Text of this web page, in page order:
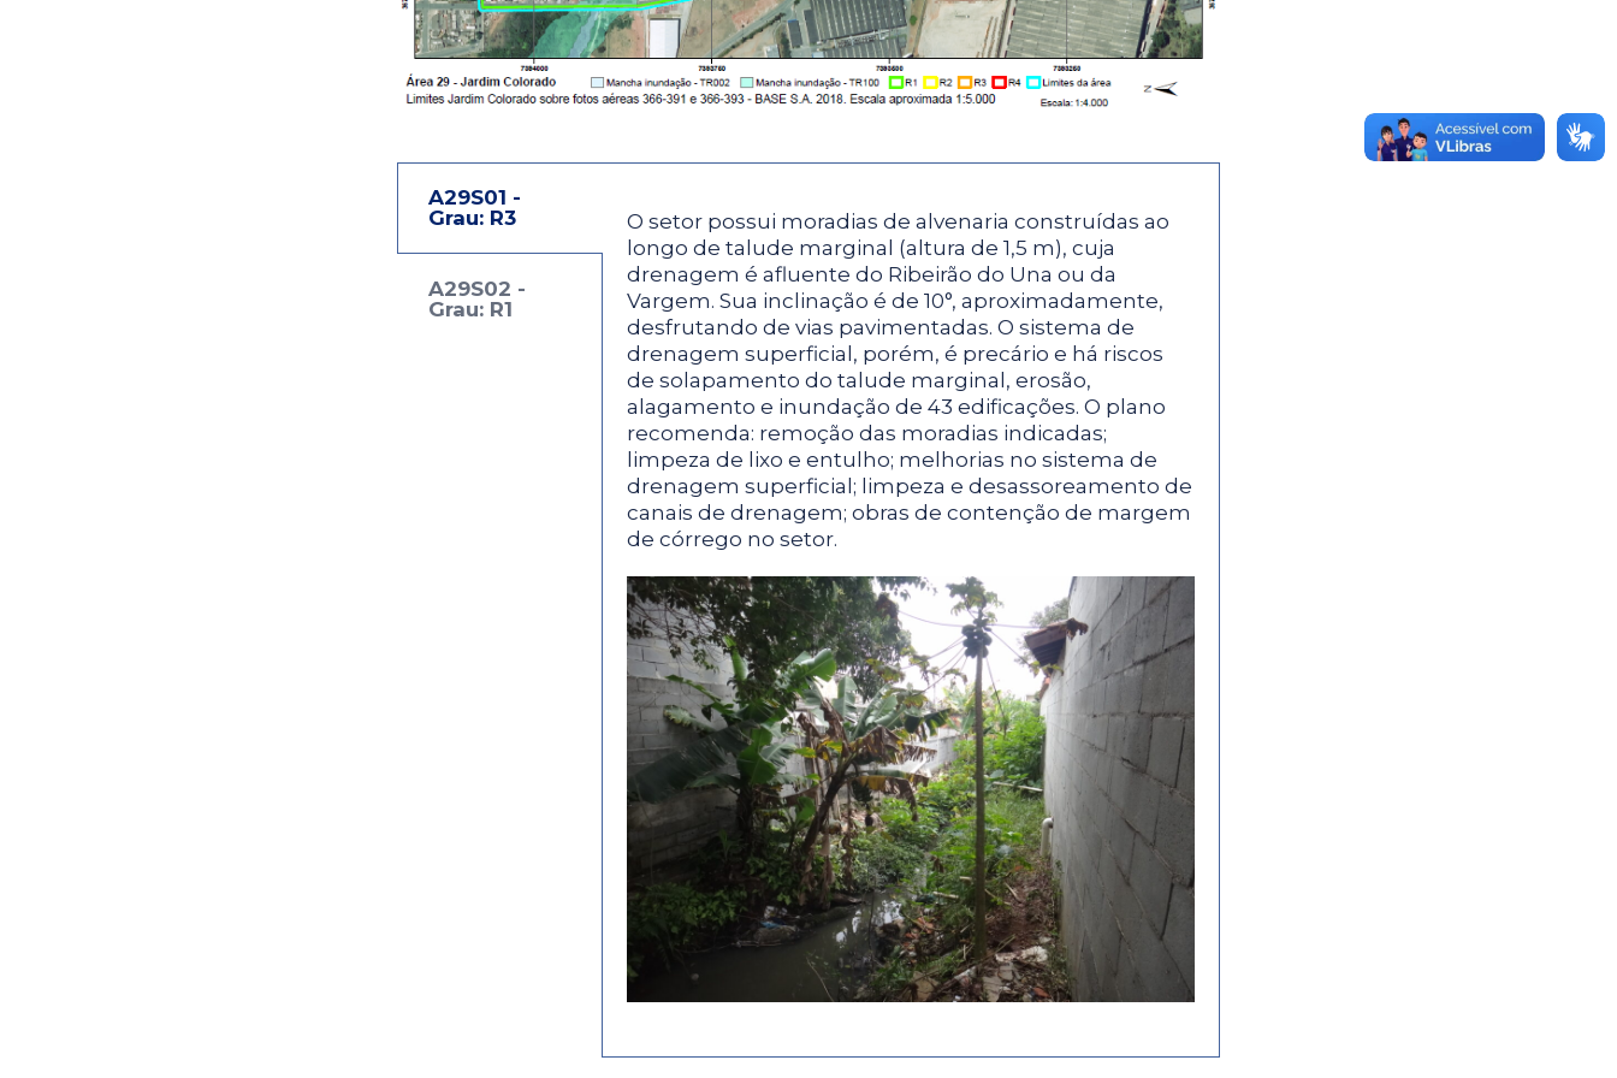
A29S01 -
Grau: R3
A29S02 -
Grau: R1
O setor possui moradias de alvenaria construídas ao
longo de talude marginal (altura de 1,5 m), cuja
drenagem é afluente do Ribeirão do Una ou da
Vargem. Sua inclinação é de 10°, aproximadamente,
desfrutando de vias pavimentadas. O sistema de
drenagem superficial, porém, é precário e há riscos
de solapamento do talude marginal, erosão,
alagamento e inundação de 43 edificações. O plano
recomenda: remoção das moradias indicadas;
limpeza de lixo e entulho; melhorias no sistema de
drenagem superficial; limpeza e desassoreamento de
canais de drenagem; obras de contenção de margem
de córrego no setor.